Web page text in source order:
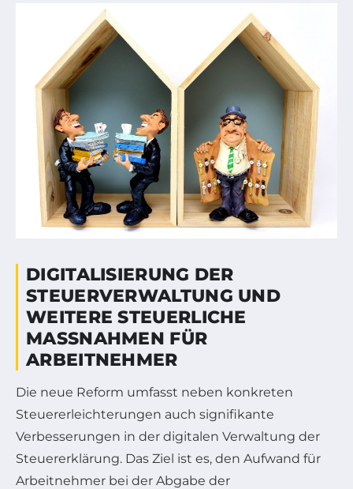
DIGITALISIERUNG DER
STEUERVERWALTUNG UND
WEITERE STEUERLICHE
MASSNAHMEN FÜR A
RBEITNEHMER
Die neue Reform umfasst neben konkreten
Steuererleichterungen auch signifikante
Verbesserungen in der digitalen Verwaltung der
Steuererklärung. Das Ziel ist es, den Aufwand für
Arbeitnehmer bei der Abgabe der